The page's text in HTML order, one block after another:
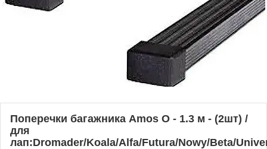
Поперечки багажника Amos O - 1.3 м - (2шт) /
для
лап:Dromader/Koala/Alfa/Futura/Nowy/Beta/